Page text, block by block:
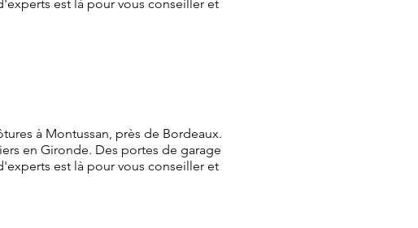
est là pour vous conseiller et
à Montussan, près de Bordeaux.
en Gironde. Des portes de garage
est là pour vous conseiller et